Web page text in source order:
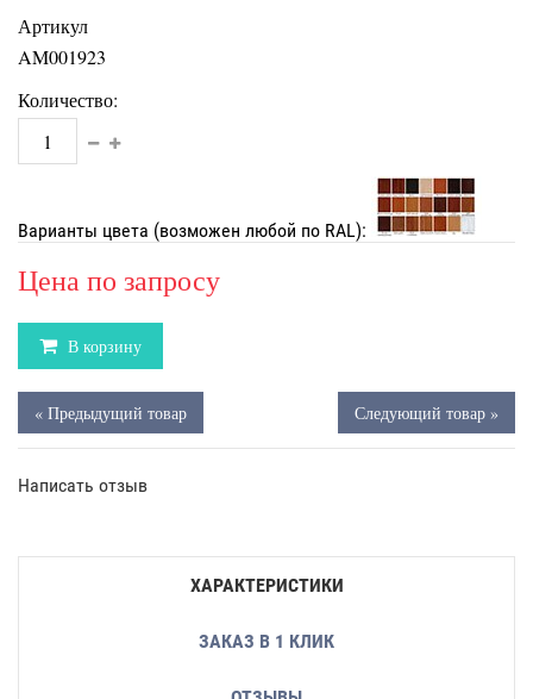
Артикул
AM001923
Количество:
Варианты цвета (возможен любой по RAL):
Цена по запросу
В корзину
« Предыдущий товар Следующий товар »
Написать отзыв
ХАРАКТЕРИСТИКИ
ЗАКАЗ В 1 КЛИК